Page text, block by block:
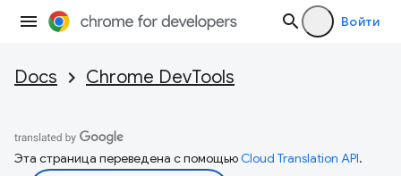
Войти
Docs Chrome DevTools
Эта страница переведена с помощьюCloud Translation API.